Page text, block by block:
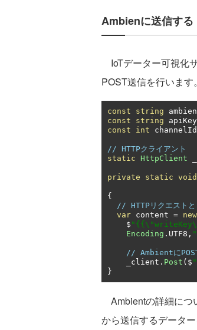
Ambienに送信する
IoTデーター可視化
POST送信を行います
const string
const
string apiKey
const
int channelId
// HTTPクライアント
static HttpClient
private static void
{
// HTTPリクエストと
var content = new
    $
Encoding . UTF8 ,
// AmbientにPOST
    _client
. Post ( $
}
Ambientの詳細につ
から送信するデータ